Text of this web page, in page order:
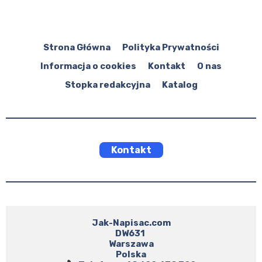
Strona Główna
Polityka Prywatności
Informacja o cookies
Kontakt
O nas
Stopka redakcyjna
Katalog
Kontakt
Jak-Napisac.com
DW631
Warszawa